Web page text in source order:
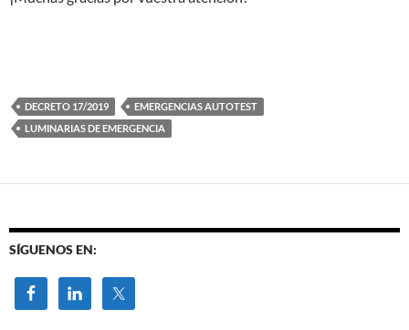
DECRETO 17/2019
EMERGENCIAS AUTOTEST
LUMINARIAS DE EMERGENCIA
SÍGUENOS EN: